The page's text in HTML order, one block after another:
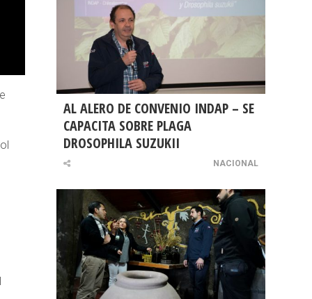
AL ALERO DE CONVENIO INDAP – SE
CAPACITA SOBRE PLAGA
DROSOPHILA SUZUKII
NACIONAL